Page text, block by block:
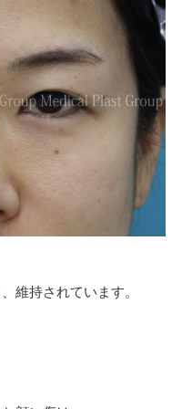
維持されています。